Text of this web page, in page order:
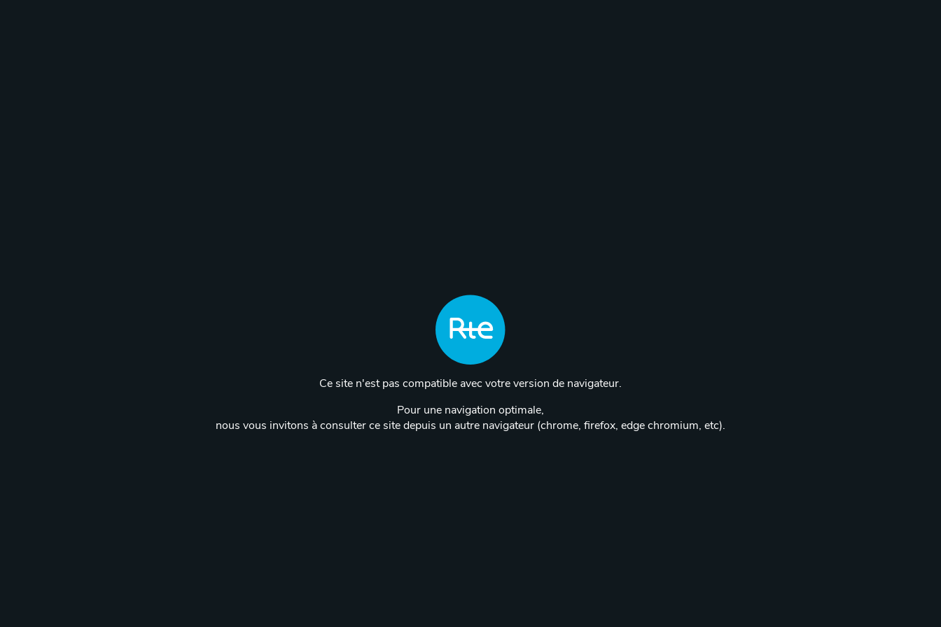
Ce site n'est pas compatible avec votre version de navigateur.
Pour une navigation optimale,
nous vous invitons à consulter ce site depuis un autre navigateur (chrome, firefox, edge chromium, etc).